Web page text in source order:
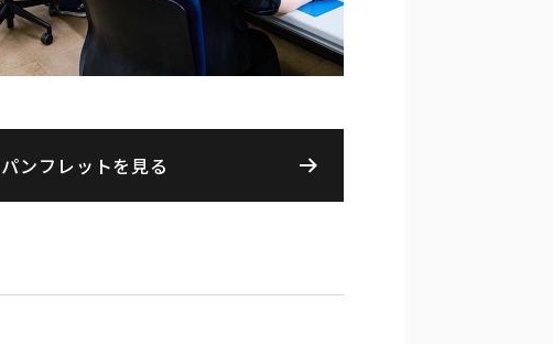
ンフレットを見る